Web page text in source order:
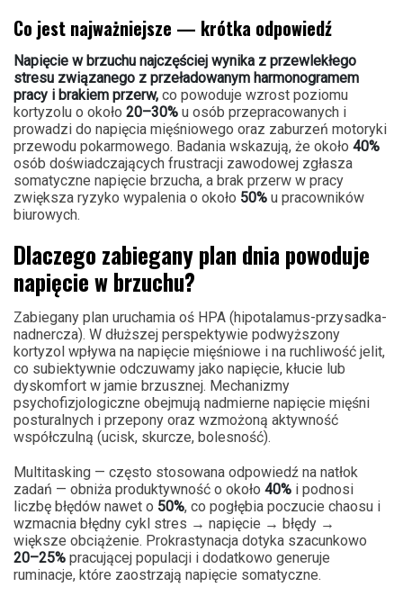
Co jest najważniejsze — krótka odpowiedź
Napięcie w brzuchu najczęściej wynika z przewlekłego
stresu związanego z przeładowanym harmonogramem
pracy i brakiem przerw, co powoduje wzrost poziomu
kortyzolu o około 20–30% u osób przepracowanych i
prowadzi do napięcia mięśniowego oraz zaburzeń motoryki
przewodu pokarmowego. Badania wskazują, że około 40%
osób doświadczających frustracji zawodowej zgłasza
somatyczne napięcie brzucha, a brak przerw w pracy
zwiększa ryzyko wypalenia o około 50% u pracowników
biurowych.
Dlaczego zabiegany plan dnia powoduje
napięcie w brzuchu?
Zabiegany plan uruchamia oś HPA (hipotalamus-przysadka-
nadnercza). W dłuższej perspektywie podwyższony
kortyzol wpływa na napięcie mięśniowe i na ruchliwość jelit,
co subiektywnie odczuwamy jako napięcie, kłucie lub
dyskomfort w jamie brzusznej. Mechanizmy
psychofizjologiczne obejmują nadmierne napięcie mięśni
posturalnych i przepony oraz wzmożoną aktywność
współczulną (ucisk, skurcze, bolesność).
Multitasking — często stosowana odpowiedź na natłok
zadań — obniża produktywność o około 40% i podnosi
liczbę błędów nawet o 50%, co pogłębia poczucie chaosu i
wzmacnia błędny cykl stres → napięcie → błędy →
większe obciążenie. Prokrastynacja dotyka szacunkowo
20–25% pracującej populacji i dodatkowo generuje
ruminacje, które zaostrzają napięcie somatyczne.